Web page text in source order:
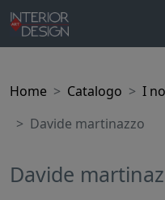
Home Catalogo
I
Davide martinazzo
Davide